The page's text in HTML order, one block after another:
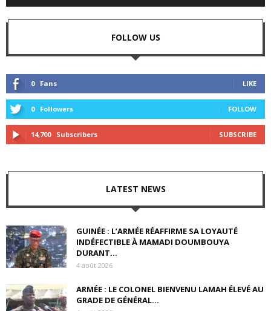
FOLLOW US
0 Fans LIKE
0 Followers FOLLOW
14,700 Subscribers SUBSCRIBE
LATEST NEWS
GUINÉE : L’ARMÉE RÉAFFIRME SA LOYAUTÉ
INDÉFECTIBLE À MAMADI DOUMBOUYA
DURANT...
4 août 2026
ARMÉE : LE COLONEL BIENVENU LAMAH ÉLEVÉ AU
GRADE DE GÉNÉRAL...